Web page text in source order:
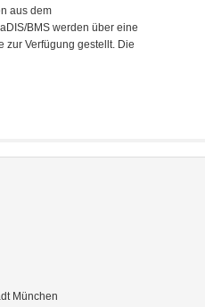
aus dem
BMS werden über eine
zur Verfügung gestellt. Die
München